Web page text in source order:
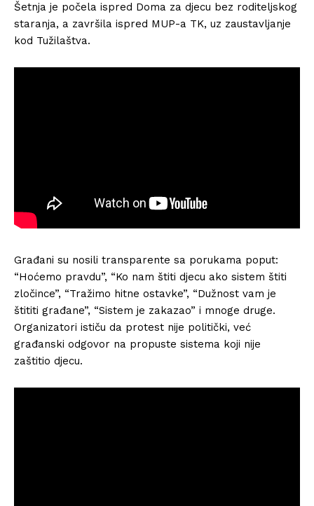
Šetnja je počela ispred Doma za djecu bez roditeljskog
staranja, a završila ispred MUP-a TK, uz zaustavljanje
kod Tužilaštva.
Građani su nosili transparente sa porukama poput:
“Hoćemo pravdu”, “Ko nam štiti djecu ako sistem štiti
zločince”, “Tražimo hitne ostavke”, “Dužnost vam je
štititi građane”, “Sistem je zakazao” i mnoge druge.
Organizatori ističu da protest nije politički, već
građanski odgovor na propuste sistema koji nije
zaštitio djecu.